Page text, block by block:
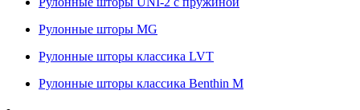
Рулонные шторы MG
Рулонные шторы классика LVT
Рулонные шторы классика Benthin M